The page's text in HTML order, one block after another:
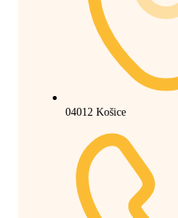
04012 Košice